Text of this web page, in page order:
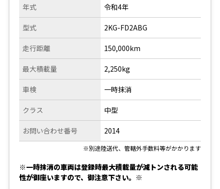
年式
型式
走行距離
令和4年
2KG-FD2ABG
150,000km
最大積載量
車検
クラス
お問い合わせ番号
2,250kg
一時抹消
中型
2014
※別途陸送代、管轄外手数料等がかかります
※一時抹消の車両は登録時最大積載量が減トンされる可能
性が御座いますので、御注意下さい。※